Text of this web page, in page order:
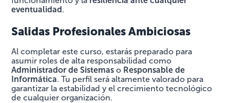
eventualidad .
Salidas Profesionales Ambiciosas
Al completar este curso, estarás preparado para
asumir roles de alta responsabilidad como
Administrador de Sistemas o Responsable de
Informática. Tu perfil será altamente valorado para
garantizar la estabilidad y el crecimiento tecnológico
de cualquier organización.